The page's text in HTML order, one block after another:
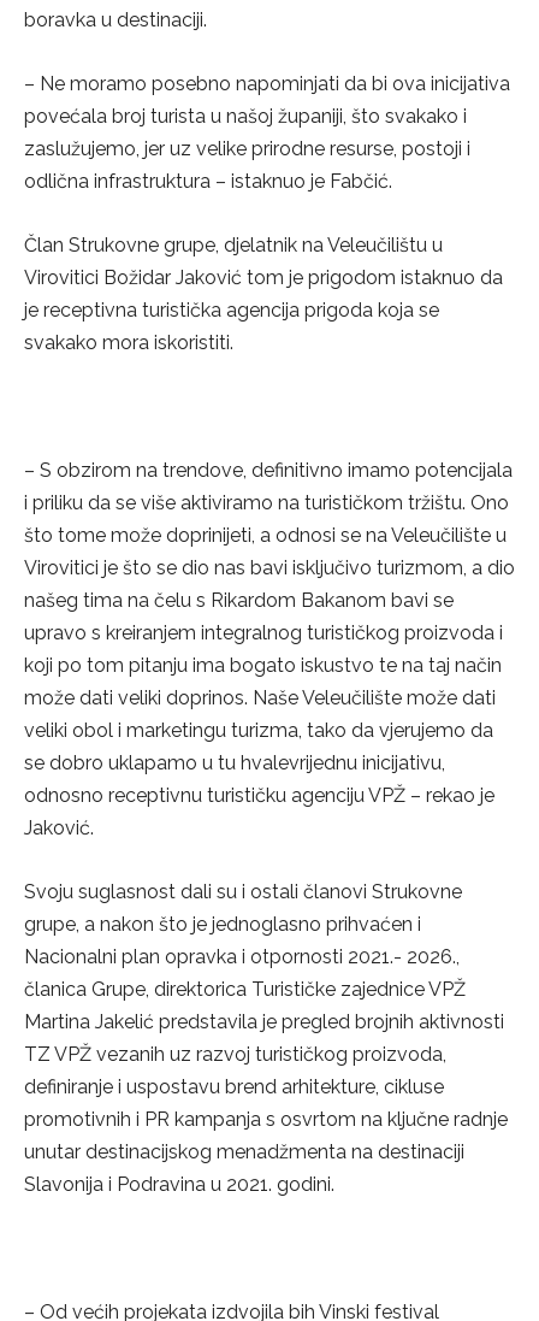
boravka u destinaciji.
– Ne moramo posebno napominjati da bi ova inicijativa
povećala broj turista u našoj županiji, što svakako i
zaslužujemo, jer uz velike prirodne resurse, postoji i
odlična infrastruktura – istaknuo je Fabčić.
Član Strukovne grupe, djelatnik na Veleučilištu u
Virovitici Božidar Jaković tom je prigodom istaknuo da
je receptivna turistička agencija prigoda koja se
svakako mora iskoristiti.
– S obzirom na trendove, definitivno imamo potencijala
i priliku da se više aktiviramo na turističkom tržištu. Ono
što tome može doprinijeti, a odnosi se na Veleučilište u
Virovitici je što se dio nas bavi isključivo turizmom, a dio
našeg tima na čelu s Rikardom Bakanom bavi se
upravo s kreiranjem integralnog turističkog proizvoda i
koji po tom pitanju ima bogato iskustvo te na taj način
može dati veliki doprinos. Naše Veleučilište može dati
veliki obol i marketingu turizma, tako da vjerujemo da
se dobro uklapamo u tu hvalevrijednu inicijativu,
odnosno receptivnu turističku agenciju VPŽ – rekao je
Jaković.
Svoju suglasnost dali su i ostali članovi Strukovne
grupe, a nakon što je jednoglasno prihvaćen i
Nacionalni plan opravka i otpornosti 2021.- 2026.,
članica Grupe, direktorica Turističke zajednice VPŽ
Martina Jakelić predstavila je pregled brojnih aktivnosti
TZ VPŽ vezanih uz razvoj turističkog proizvoda,
definiranje i uspostavu brend arhitekture, cikluse
promotivnih i PR kampanja s osvrtom na ključne radnje
unutar destinacijskog menadžmenta na destinaciji
Slavonija i Podravina u 2021. godini.
– Od većih projekata izdvojila bih Vinski festival